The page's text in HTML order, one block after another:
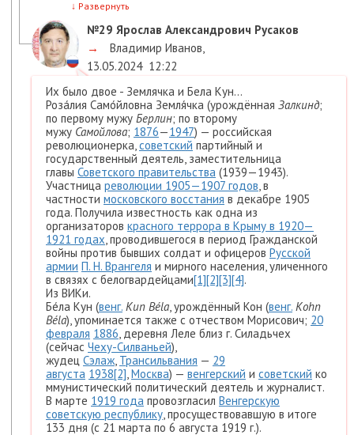
↓ Развернуть
№29 Ярослав Александрович Русаков
→
Владимир Иванов,
13.05.2024 12:22
Их было двое - Землячка и Бела Кун...
Роза́лия Само́йловна Земля́чка (урождённая Залкинд;
по первому мужу Берлин; по второму
мужу Самойлова; 1876—1947) — российская
революционерка,советский партийный и
государственный деятель, заместительница
главы Советского правительства (1939—1943).
Участница революции 1905—1907 годов, в
частности московского восстания в декабре 1905
года. Получила известность как одна из
организаторов красного террора в Крыму в 1920—
1921 годах, проводившегося в период Гражданской
войны против бывших солдат и офицеров Русской
армии П. Н. Врангеля и мирного населения, уличенного
в связях с белогвардейцами[1][2][3][4].
Из ВИКи.
Бе́ла Кун (венг. Kun Béla, урождённый Кон (венг. Kohn
Béla), упоминается также с отчеством Морисович; 20
февраля 1886, деревня Леле близ г. Силадьчех
(сейчас Чеху-Силваньей),
жудец Сэлаж, Трансильвания — 29
августа 1938[2],Москва) — венгерский и советский ко
ммунистический политический деятель и журналист.
В марте 1919 года провозгласил Венгерскую
советскую республику, просуществовавшую в итоге
133 дня (с 21 марта по 6 августа 1919 г.).